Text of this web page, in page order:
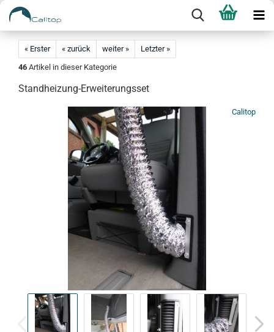
« Erster « zurück weiter »
Letzter »
46 Artikel in dieser Kategorie
Standheizung-Erweiterungsset
Calitop